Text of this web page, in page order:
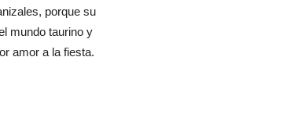
porque su
mundo taurino y
amor a la fiesta.